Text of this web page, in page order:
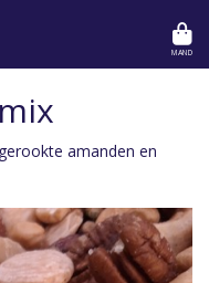
MAND
amanden en